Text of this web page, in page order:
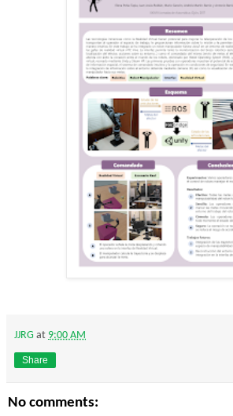
JJRG at 9:00 AM
Share
No comments: